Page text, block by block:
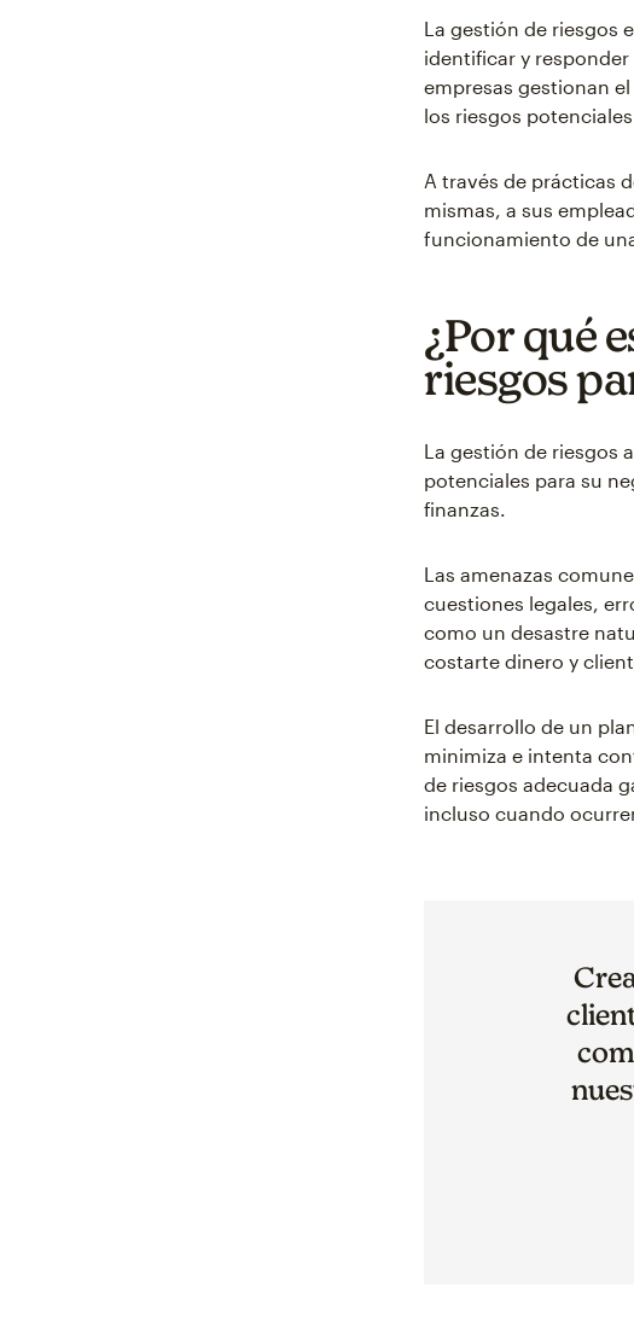
La gestión de riesgos
identificar y
empresas gestionan
los riesgos
A través de prácticas
mismas, a sus
funcionamiento de
¿Por qué
riesgos
La gestión de riesgos
potenciales para su
finanzas.
Las amenazas
cuestiones legales,
como un desastre
costarte dinero y
El desarrollo de un
minimiza e intenta
de riesgos adecuada
incluso cuando